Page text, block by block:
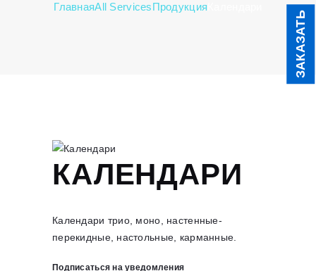
ГлавнаяAll ServicesПродукция
КАЛЕНДАРИ
Календари трио, моно, настенные-
перекидные, настольные, карманные.
Подписаться на уведомления
ЗАКАЗАТЬ